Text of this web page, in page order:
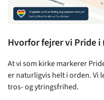
Hvorfor fejrer vi Pride i
At vi som kirke markerer
er naturligvis helt i orden. Vi
tros- og ytringsfrihed.